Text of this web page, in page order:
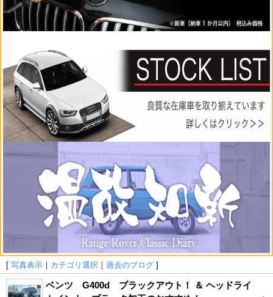
[ 写真表示 ｜ カテゴリ選択 ｜ 過去のブログ ]
ベンツ G400d ブラックアウト！ ＆ ヘッドライ